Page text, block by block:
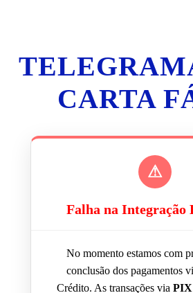
CARTA
⚠
Falha na Integração
No momento estamos com
conclusão dos pagamentos
Crédito. As transações viaPIX